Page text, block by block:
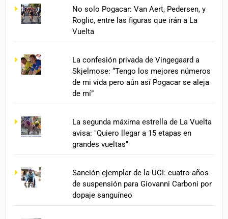
No solo Pogacar: Van Aert, Pedersen, y
Roglic, entre las figuras que irán a La
Vuelta
La confesión privada de Vingegaard a
Skjelmose: “Tengo los mejores números
de mi vida pero aún así Pogacar se aleja
de mí”
La segunda máxima estrella de La Vuelta
avisa: "Quiero llegar a 15 etapas en
grandes vueltas"
Sanción ejemplar de la UCI: cuatro años
de suspensión para Giovanni Carboni por
dopaje sanguíneo